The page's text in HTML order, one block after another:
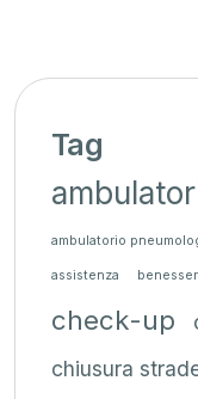
Tag
ambulatorio
assistenza
check-up
chiusura